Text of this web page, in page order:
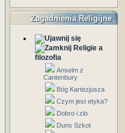
Zagadnienia Religijne
Religie a
filozofia
Anselm z
Cantenbury
Bóg Kartezjusza
Czym jest etyka?
Dobro i zlo
Duns Szkot